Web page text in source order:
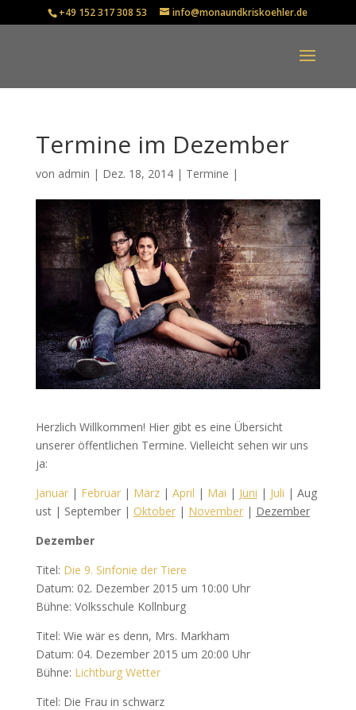
+49 152 317 308 53 info@monaundkriskoehler.de
Termine im Dezember
von admin | Dez. 18, 2014| Termine |
Herzlich Willkommen! Hier gibt es eine Übersicht
unserer öffentlichen Termine. Vielleicht sehen wir uns
ja:
Januar| Februar| März| April | Mai | Juni | Juli | Aug
ust | September | Oktober| November| Dezember
Dezember
Titel: Die 9. Sinfonie der Tiere
Datum: 02. Dezember 2015 um 10:00 Uhr
Bühne: Volksschule Kollnburg
Titel: Wie wär es denn, Mrs. Markham
Datum: 04. Dezember 2015 um 20:00 Uhr
Bühne: Lichtburg Wetter
Titel: Die Frau in schwarz